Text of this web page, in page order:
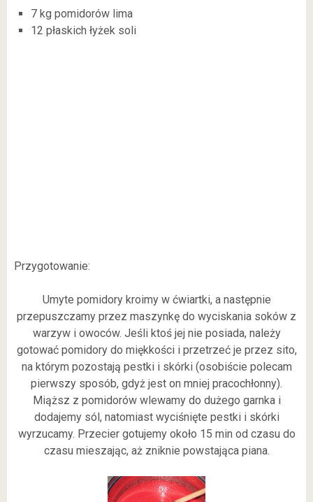
7 kg pomidorów lima
12 płaskich łyżek soli
Przygotowanie:
Umyte pomidory kroimy w ćwiartki, a następnie
przepuszczamy przez maszynkę do wyciskania soków z
warzyw i owoców. Jeśli ktoś jej nie posiada, należy
gotować pomidory do miękkości i przetrzeć je przez sito,
na którym pozostają pestki i skórki (osobiście polecam
pierwszy sposób, gdyż jest on mniej pracochłonny).
Miąższ z pomidorów wlewamy do dużego garnka i
dodajemy sól, natomiast wyciśnięte pestki i skórki
wyrzucamy. Przecier gotujemy około 15 min od czasu do
czasu mieszając, aż zniknie powstająca piana.